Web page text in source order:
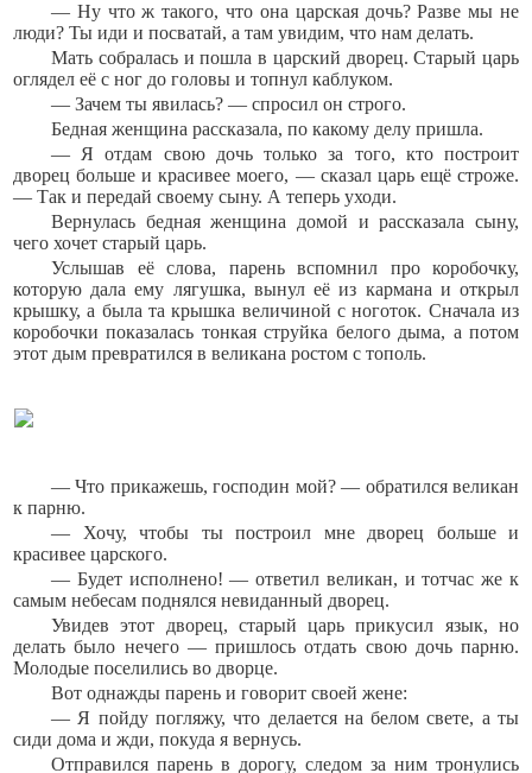
— Ну что ж такого, что она царская дочь? Разве мы не
люди? Ты иди и посватай, а там увидим, что нам делать.
Мать собралась и пошла в царский дворец. Старый царь
оглядел её с ног до головы и топнул каблуком.
— Зачем ты явилась? — спросил он строго.
Бедная женщина рассказала, по какому делу пришла.
— Я отдам свою дочь только за того, кто построит
дворец больше и красивее моего, — сказал царь ещё строже.
— Так и передай своему сыну. А теперь уходи.
Вернулась бедная женщина домой и рассказала сыну,
чего хочет старый царь.
Услышав её слова, парень вспомнил про коробочку,
которую дала ему лягушка, вынул её из кармана и открыл
крышку, а была та крышка величиной с ноготок. Сначала из
коробочки показалась тонкая струйка белого дыма, а потом
этот дым превратился в великана ростом с тополь.
— Что прикажешь, господин мой? — обратился великан
к парню.
— Хочу, чтобы ты построил мне дворец больше и
красивее царского.
— Будет исполнено! — ответил великан, и тотчас же к
самым небесам поднялся невиданный дворец.
Увидев этот дворец, старый царь прикусил язык, но
делать было нечего — пришлось отдать свою дочь парню.
Молодые поселились во дворце.
Вот однажды парень и говорит своей жене:
— Я пойду погляжу, что делается на белом свете, а ты
сиди дома и жди, покуда я вернусь.
Отправился парень в дорогу, следом за ним тронулись